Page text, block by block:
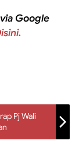
Google
Pj Wali